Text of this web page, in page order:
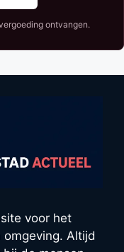
ontvangen.
voor het
Altijd